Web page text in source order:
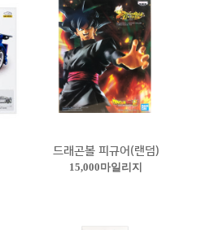
드래곤볼 피규어(랜덤)
15,000마일리지